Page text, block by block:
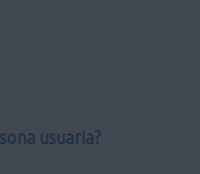
usuaria?